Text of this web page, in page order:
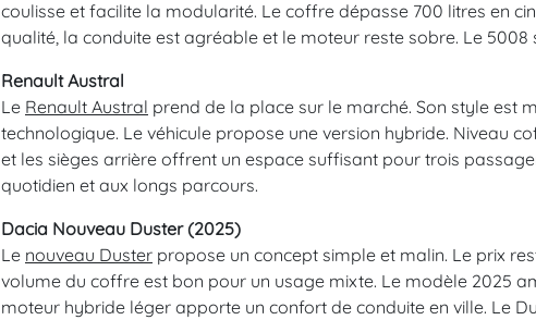
coulisse et facilite la modularité. Le coffre dépasse 700 litres en
qualité, la conduite est agréable et le moteur reste sobre. Le
Renault Austral
Le Renault Austral prend de la place sur le marché. Son style est
technologique. Le véhicule propose une version hybride. Niveau
et les sièges arrière offrent un espace suffisant pour trois
quotidien et aux longs parcours.
Dacia Nouveau Duster (2025)
Le nouveau Duster propose un concept simple et malin. Le prix
volume du coffre est bon pour un usage mixte. Le modèle 2025
moteur hybride léger apporte un confort de conduite en ville. Le